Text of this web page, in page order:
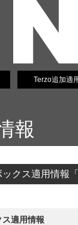
Terzo追加適
報
クス適用情報
適用情報